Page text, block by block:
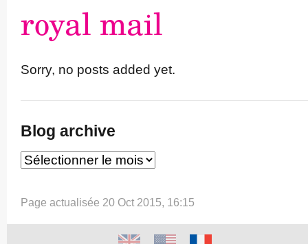
royal mail
Sorry, no posts added yet.
Blog archive
Page actualisée 20 Oct 2015, 16:15